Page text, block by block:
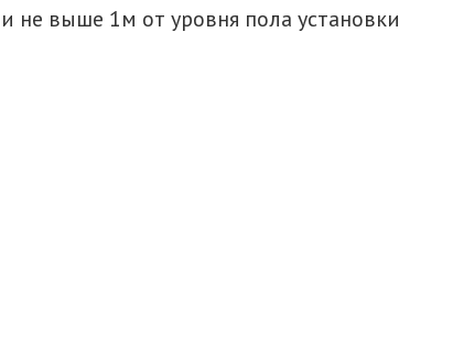
не выше 1м от уровня пола установки